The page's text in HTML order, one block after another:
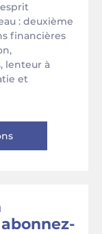
: deuxième
financières
lenteur à
et